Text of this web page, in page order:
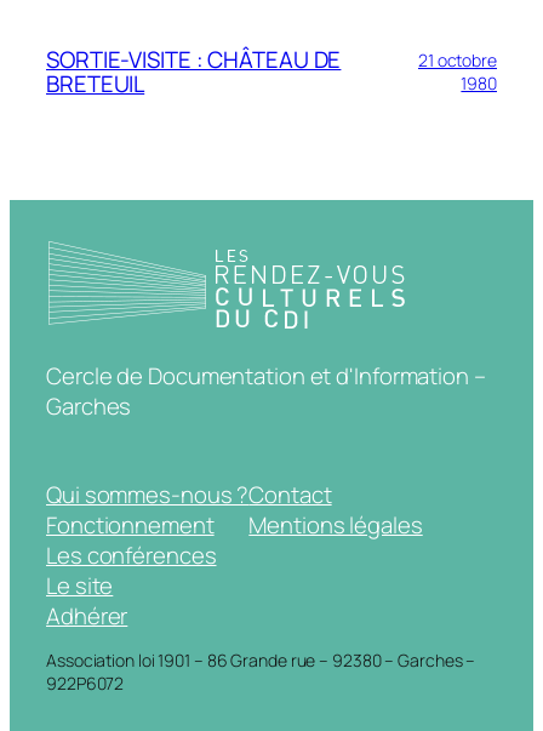
SORTIE-VISITE : CHÂTEAU DE
BRETEUIL
21 octobre
1980
Cercle de Documentation et d'Information –
Garches
Qui sommes-nous ?
Fonctionnement
Les conférences
Le site
Adhérer
Contact
Mentions légales
Association loi 1901 – 86 Grande rue – 92380 – Garches –
922P6072